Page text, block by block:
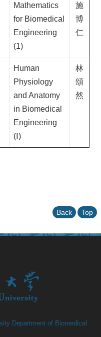
Mathematics
for Biomedical
Engineering
(1)
施
博
仁
Human
Physiology
and Anatomy
in Biomedical
Engineering
(Ⅰ)
林
頌
然
Back Top
Department of Biomedical